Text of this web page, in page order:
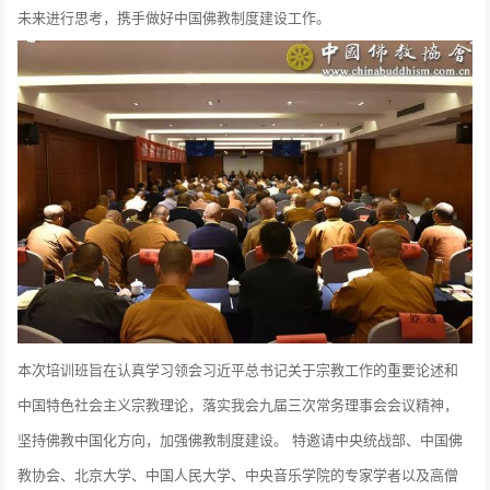
未来进行思考，携手做好中国佛教制度建设工作。
本次培训班旨在认真学习领会习近平总书记关于宗教工作的重要论述和
中国特色社会主义宗教理论，落实我会九届三次常务理事会会议精神，
坚持佛教中国化方向，加强佛教制度建设。 特邀请中央统战部、中国佛
教协会、北京大学、中国人民大学、中央音乐学院的专家学者以及高僧